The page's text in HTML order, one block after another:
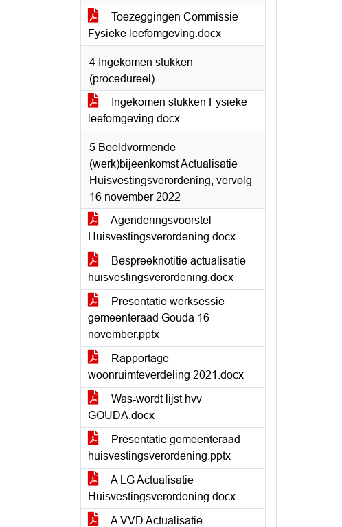
Toezeggingen Commissie
Fysieke leefomgeving.docx
4 Ingekomen stukken
(procedureel)
Ingekomen stukken Fysieke
leefomgeving.docx
5 Beeldvormende
(werk)bijeenkomst Actualisatie
Huisvestingsverordening, vervolg
16 november 2022
Agenderingsvoorstel
Huisvestingsverordening.docx
Bespreeknotitie actualisatie
huisvestingsverordening.docx
Presentatie werksessie
gemeenteraad Gouda 16
november.pptx
Rapportage
woonruimteverdeling 2021.docx
Was-wordt lijst hvv
GOUDA.docx
Presentatie gemeenteraad
huisvestingsverordening.pptx
A LG Actualisatie
Huisvestingsverordening.docx
A VVD Actualisatie